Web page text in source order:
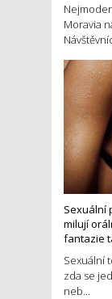
Moravia
Sexuální
milují
fantazie
Sexuální
zda se
neb...